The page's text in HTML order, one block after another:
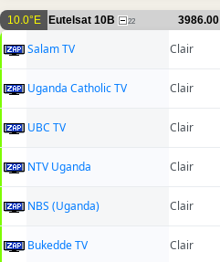
10.0°E Eutelsat 10B 22 3986.00
Salam TV Clair
Uganda Catholic TV Clair
UBC TV Clair
NTV Uganda Clair
NBS (Uganda) Clair
Bukedde TV Clair